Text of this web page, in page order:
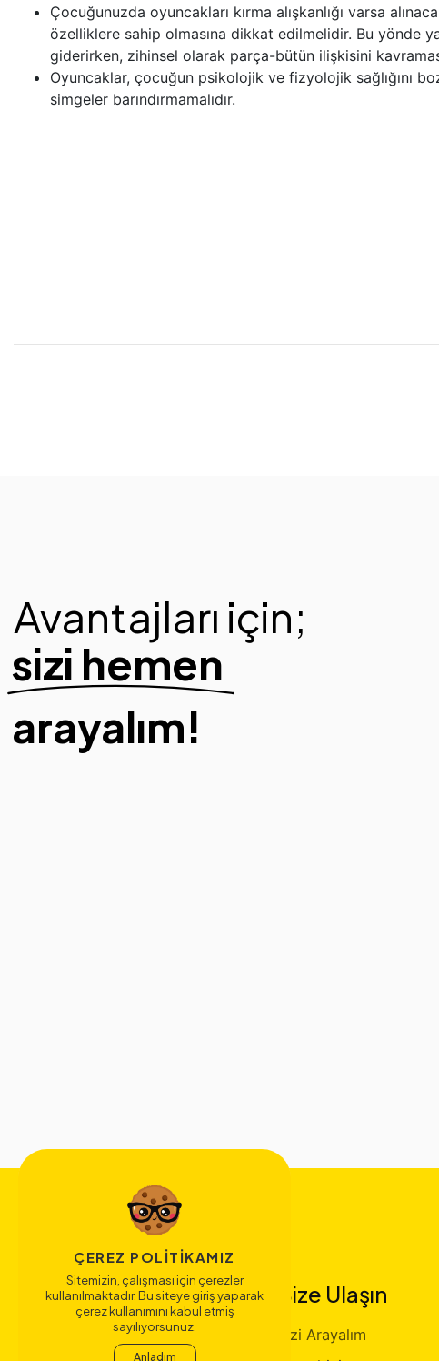
Çocuğunuzda oyuncakları kırma alışkanlığı varsa
özelliklere sahip olmasına dikkat edilmelidir. Bu yönde
giderirken, zihinsel olarak parça-bütün ilişkisini
Oyuncaklar, çocuğun psikolojik ve fizyolojik sağlığını
simgeler barındırmamalıdır.
Avantajları için;
sizi hemen
arayalım!
Bize Ulaşın
Sizi Arayalım
ÇEREZ POLITIKAMIZ
Sitemizin, çalışması için çerezler
kullanılmaktadır. Bu siteye giriş yaparak
çerez kullanımını kabul etmiş
sayılıyorsunuz.
Anladım